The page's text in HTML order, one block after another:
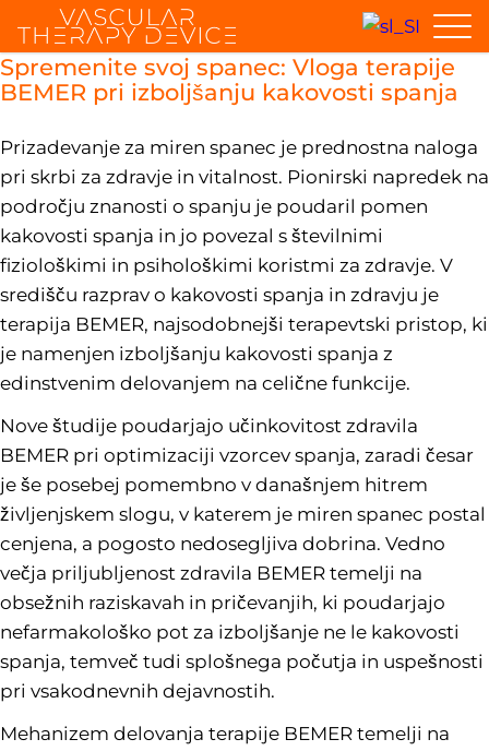
Spremenite svoj spanec: Vloga terapije
BEMER pri izboljšanju kakovosti spanja
Prizadevanje za miren spanec je prednostna naloga
pri skrbi za zdravje in vitalnost. Pionirski napredek na
področju znanosti o spanju je poudaril pomen
kakovosti spanja in jo povezal s številnimi
fiziološkimi in psihološkimi koristmi za zdravje. V
središču razprav o kakovosti spanja in zdravju je
terapija BEMER, najsodobnejši terapevtski pristop, ki
je namenjen izboljšanju kakovosti spanja z
edinstvenim delovanjem na celične funkcije.
Nove študije poudarjajo učinkovitost zdravila
BEMER pri optimizaciji vzorcev spanja, zaradi česar
je še posebej pomembno v današnjem hitrem
življenjskem slogu, v katerem je miren spanec postal
cenjena, a pogosto nedosegljiva dobrina. Vedno
večja priljubljenost zdravila BEMER temelji na
obsežnih raziskavah in pričevanjih, ki poudarjajo
nefarmakološko pot za izboljšanje ne le kakovosti
spanja, temveč tudi splošnega počutja in uspešnosti
pri vsakodnevnih dejavnostih.
Mehanizem delovanja terapije BEMER temelji na